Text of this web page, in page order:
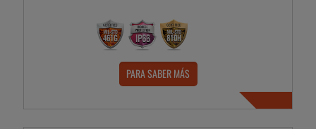
PARA SABER MÁS